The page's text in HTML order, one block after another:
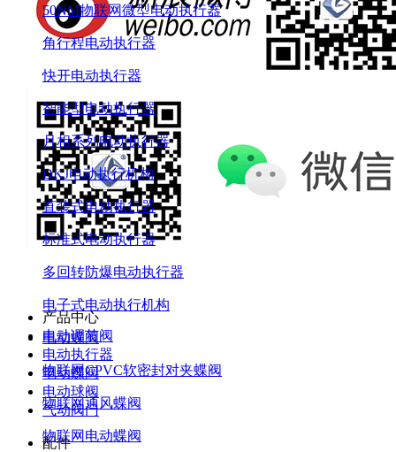
50NM物联网微型电动执行器
角行程电动执行器
快开电动执行器
智能型电动执行器
月相系列电动执行器
DKJ电动执行机构
直装式电动执行器
标准式电动执行器
多回转防爆电动执行器
电子式电动执行机构
电动蝶阀
物联网CPVC软密封对夹蝶阀
物联网通风蝶阀
物联网电动蝶阀
产品中心
电动调节阀
电动执行器
电动蝶阀
电动球阀
气动阀门
配件